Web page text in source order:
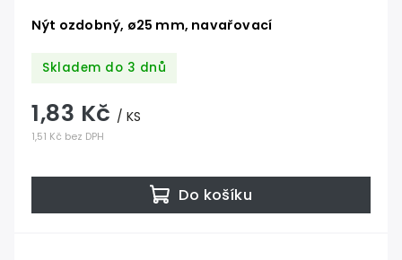
Nýt ozdobný, ø25 mm, navařovací
Skladem do 3 dnů
1,51 Kč bez DPH
1,83 Kč / KS
Do košíku